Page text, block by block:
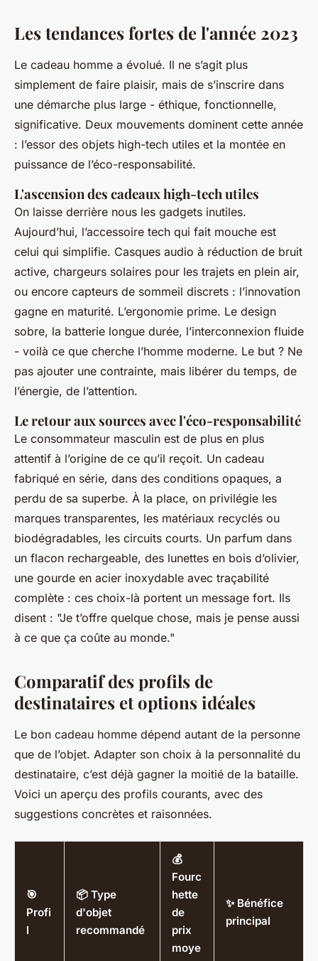
Les tendances fortes de l'année 2023
Le cadeau homme a évolué. Il ne s’agit plus
simplement de faire plaisir, mais de s’inscrire dans
une démarche plus large - éthique, fonctionnelle,
significative. Deux mouvements dominent cette année
: l’essor des objets high-tech utiles et la montée en
puissance de l’éco-responsabilité.
L'ascension des cadeaux high-tech utiles
On laisse derrière nous les gadgets inutiles.
Aujourd’hui, l’accessoire tech qui fait mouche est
celui qui simplifie. Casques audio à réduction de bruit
active, chargeurs solaires pour les trajets en plein air,
ou encore capteurs de sommeil discrets : l’innovation
gagne en maturité. L’ergonomie prime. Le design
sobre, la batterie longue durée, l’interconnexion fluide
- voilà ce que cherche l’homme moderne. Le but ? Ne
pas ajouter une contrainte, mais libérer du temps, de
l’énergie, de l’attention.
Le retour aux sources avec l'éco-responsabilité
Le consommateur masculin est de plus en plus
attentif à l’origine de ce qu’il reçoit. Un cadeau
fabriqué en série, dans des conditions opaques, a
perdu de sa superbe. À la place, on privilégie les
marques transparentes, les matériaux recyclés ou
biodégradables, les circuits courts. Un parfum dans
un flacon rechargeable, des lunettes en bois d’olivier,
une gourde en acier inoxydable avec traçabilité
complète : ces choix-là portent un message fort. Ils
disent : "Je t’offre quelque chose, mais je pense aussi
à ce que ça coûte au monde."
Comparatif des profils de
destinataires et options idéales
Le bon cadeau homme dépend autant de la personne
que de l’objet. Adapter son choix à la personnalité du
destinataire, c’est déjà gagner la moitié de la bataille.
Voici un aperçu des profils courants, avec des
suggestions concrètes et raisonnées.
🎯
Profi
l
📦 Type
d'objet
recommandé
💰
Fourc
hette
de
prix
moye
✨ Bénéfice
principal